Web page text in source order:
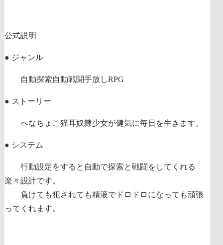
公式説明
● ジャンル
自動探索自動戦闘手放しRPG
● ストーリー
へなちょこ猫耳奴隷少女が健気に毎日を生きます。
● システム
行動設定をすると自動で探索と戦闘をしてくれる
楽々設計です。
負けても犯されても精液でドロドロになっても頑張
ってくれます。